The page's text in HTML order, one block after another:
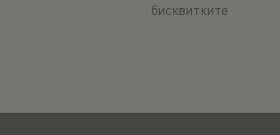
бисквитките